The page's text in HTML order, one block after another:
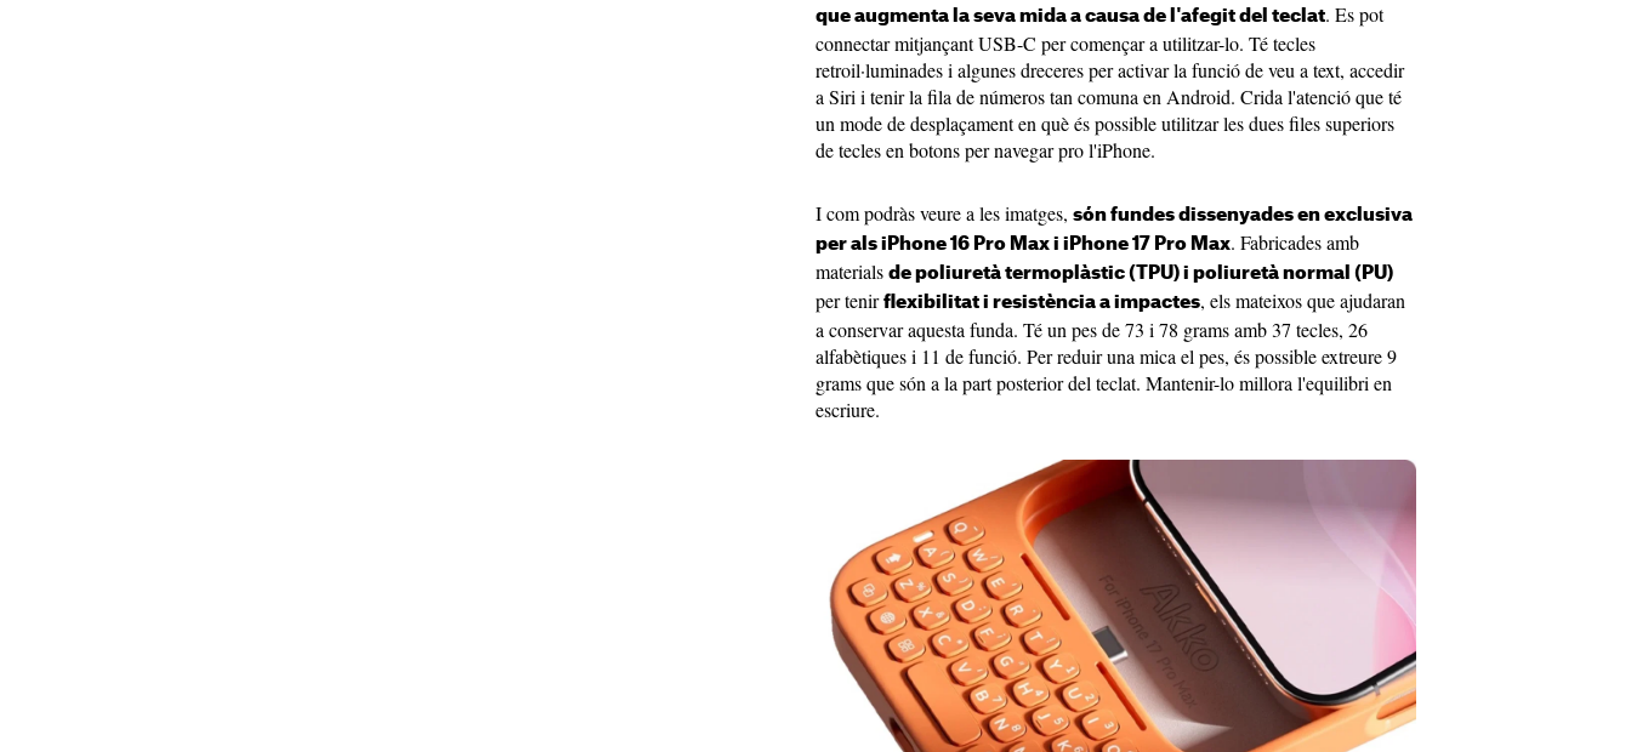
que augmenta la seva mida a causa de l'afegit del teclat. Es pot
connectar mitjançant USB-C per començar a utilitzar-lo. Té tecles
retroil·luminades i algunes dreceres per activar la funció de veu a text, accedir
a Siri i tenir la fila de números tan comuna en Android. Crida l'atenció que té
un mode de desplaçament en què és possible utilitzar les dues files superiors
de tecles en botons per navegar pro l'iPhone.
I com podràs veure a les imatges, són fundes dissenyades en exclusiva
per als iPhone 16 Pro Max i iPhone 17 Pro Max. Fabricades amb
materials de poliuretà termoplàstic (TPU) i poliuretà normal (PU)
per tenir flexibilitat i resistència a impactes, els mateixos que ajudaran
a conservar aquesta funda. Té un pes de 73 i 78 grams amb 37 tecles, 26
alfabètiques i 11 de funció. Per reduir una mica el pes, és possible extreure 9
grams que són a la part posterior del teclat. Mantenir-lo millora l'equilibri en
escriure.